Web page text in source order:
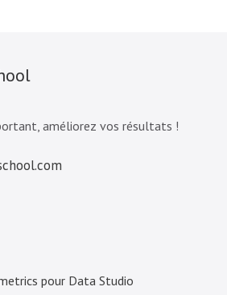
améliorez vos résultats !
pour Data Studio